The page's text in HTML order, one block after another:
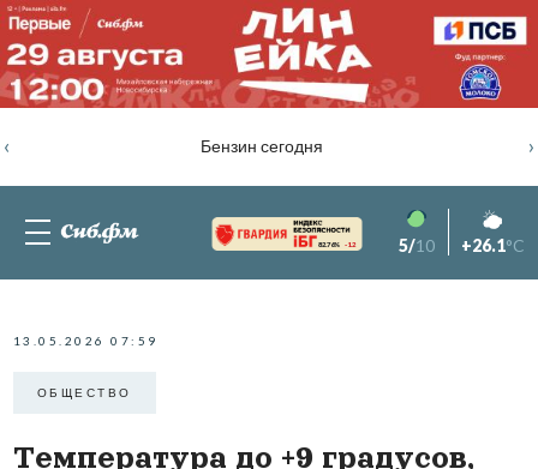
Бензин сегодня
‹ ›
82.76% -1.2 5/10 +26.1°C
13.05.2026 07:59
ОБЩЕСТВО
Температура до +9 градусов,